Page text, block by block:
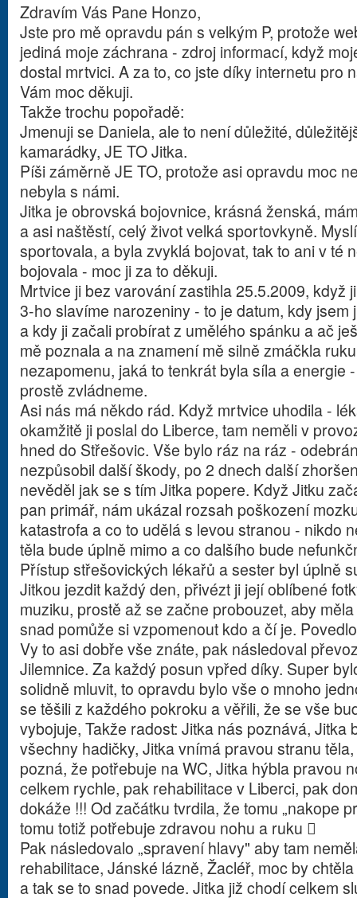
Zdravím Vás Pane Honzo,
Jste pro mě opravdu pán s velkým P, protože
jediná moje záchrana - zdroj informací, když
dostal mrtvici. A za to, co jste díky internetu pro
Vám moc děkuji.
Takže trochu popořadě:
Jmenuji se Daniela, ale to není důležité,
kamarádky, JE TO Jitka.
Píši záměrně JE TO, protože asi opravdu moc
nebyla s námi.
Jitka je obrovská bojovnice, krásná ženská,
a asi naštěstí, celý život velká sportovkyně.
sportovala, a byla zvyklá bojovat, tak to ani v té
bojovala - moc ji za to děkuji.
Mrtvice ji bez varování zastihla 25.5.2009, když
3-ho slavíme narozeniny - to je datum, kdy
a kdy ji začali probírat z umělého spánku a ač
mě poznala a na znamení mě silně zmáčkla
nezapomenu, jaká to tenkrát byla síla a energie
prostě zvládneme.
Asi nás má někdo rád. Když mrtvice uhodila -
okamžitě ji poslal do Liberce, tam neměli v
hned do Střešovic. Vše bylo ráz na ráz -
nezpůsobil další škody, po 2 dnech další
nevěděl jak se s tím Jitka popere. Když Jitku
pan primář, nám ukázal rozsah poškození
katastrofa a co to udělá s levou stranou - nikdo
těla bude úplně mimo a co dalšího bude
Přístup střešovických lékařů a sester byl úplně
Jitkou jezdit každý den, přivézt ji její oblíbené
muziku, prostě až se začne probouzet, aby
snad pomůže si vzpomenout kdo a čí je.
Vy to asi dobře vše znáte, pak následoval
Jilemnice. Za každý posun vpřed díky. Super
solidně mluvit, to opravdu bylo vše o mnoho
se těšili z každého pokroku a věřili, že se vše
vybojuje, Takže radost: Jitka nás poznává, Jitka
všechny hadičky, Jitka vnímá pravou stranu
pozná, že potřebuje na WC, Jitka hýbla pravou
celkem rychle, pak rehabilitace v Liberci, pak
dokáže !!! Od začátku tvrdila, že tomu „nakope
tomu totiž potřebuje zdravou nohu a ruku 
Pak následovalo „spravení hlavy" aby tam
rehabilitace, Jánské lázně, Žacléř, moc by
a tak se to snad povede. Jitka již chodí celkem